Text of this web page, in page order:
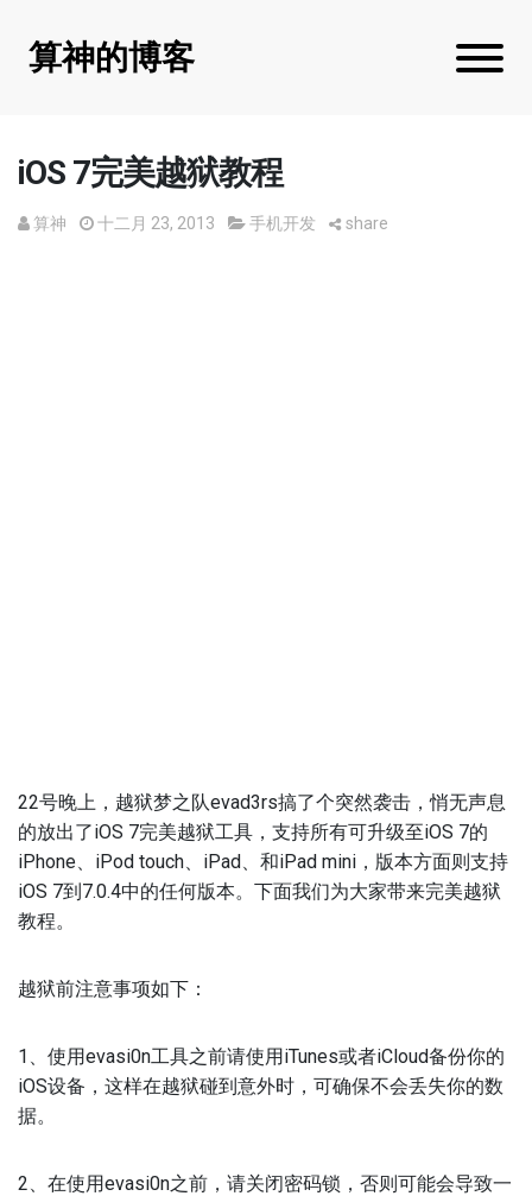
算神的博客
iOS 7完美越狱教程
算神 十二月 23, 2013 手机开发 share
22号晚上，越狱梦之队evad3rs搞了个突然袭击，悄无声息
的放出了iOS 7完美越狱工具，支持所有可升级至iOS 7的
iPhone、iPod touch、iPad、和iPad mini，版本方面则支持
iOS 7到7.0.4中的任何版本。下面我们为大家带来完美越狱
教程。
越狱前注意事项如下：
1、使用evasi0n工具之前请使用iTunes或者iCloud备份你的
iOS设备，这样在越狱碰到意外时，可确保不会丢失你的数
据。
2、在使用evasi0n之前， 请关闭密码锁 ，否则可能会导致一